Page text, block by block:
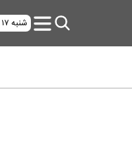
شنبه ۱۷ مرداد ۱۴۰۵